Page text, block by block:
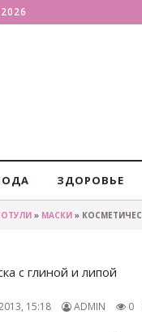
ЗДОРОВЬЕ
» МАСКИ »
с глиной и липой
15:18 ADMIN 0